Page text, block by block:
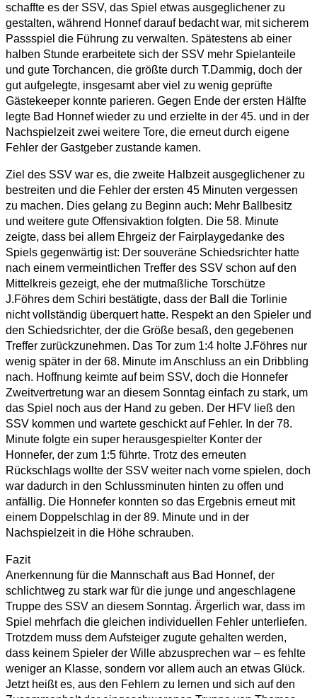
schaffte es der SSV, das Spiel etwas ausgeglichener zu
gestalten, während Honnef darauf bedacht war, mit sicherem
Passspiel die Führung zu verwalten. Spätestens ab einer
halben Stunde erarbeitete sich der SSV mehr Spielanteile
und gute Torchancen, die größte durch T.Dammig, doch der
gut aufgelegte, insgesamt aber viel zu wenig geprüfte
Gästekeeper konnte parieren. Gegen Ende der ersten Hälfte
legte Bad Honnef wieder zu und erzielte in der 45. und in der
Nachspielzeit zwei weitere Tore, die erneut durch eigene
Fehler der Gastgeber zustande kamen.
Ziel des SSV war es, die zweite Halbzeit ausgeglichener zu
bestreiten und die Fehler der ersten 45 Minuten vergessen
zu machen. Dies gelang zu Beginn auch: Mehr Ballbesitz
und weitere gute Offensivaktion folgten. Die 58. Minute
zeigte, dass bei allem Ehrgeiz der Fairplaygedanke des
Spiels gegenwärtig ist: Der souveräne Schiedsrichter hatte
nach einem vermeintlichen Treffer des SSV schon auf den
Mittelkreis gezeigt, ehe der mutmaßliche Torschütze
J.Föhres dem Schiri bestätigte, dass der Ball die Torlinie
nicht vollständig überquert hatte. Respekt an den Spieler und
den Schiedsrichter, der die Größe besaß, den gegebenen
Treffer zurückzunehmen. Das Tor zum 1:4 holte J.Föhres nur
wenig später in der 68. Minute im Anschluss an ein Dribbling
nach. Hoffnung keimte auf beim SSV, doch die Honnefer
Zweitvertretung war an diesem Sonntag einfach zu stark, um
das Spiel noch aus der Hand zu geben. Der HFV ließ den
SSV kommen und wartete geschickt auf Fehler. In der 78.
Minute folgte ein super herausgespielter Konter der
Honnefer, der zum 1:5 führte. Trotz des erneuten
Rückschlags wollte der SSV weiter nach vorne spielen, doch
war dadurch in den Schlussminuten hinten zu offen und
anfällig. Die Honnefer konnten so das Ergebnis erneut mit
einem Doppelschlag in der 89. Minute und in der
Nachspielzeit in die Höhe schrauben.
Fazit
Anerkennung für die Mannschaft aus Bad Honnef, der
schlichtweg zu stark war für die junge und angeschlagene
Truppe des SSV an diesem Sonntag. Ärgerlich war, dass im
Spiel mehrfach die gleichen individuellen Fehler unterliefen.
Trotzdem muss dem Aufsteiger zugute gehalten werden,
dass keinem Spieler der Wille abzusprechen war – es fehlte
weniger an Klasse, sondern vor allem auch an etwas Glück.
Jetzt heißt es, aus den Fehlern zu lernen und sich auf den